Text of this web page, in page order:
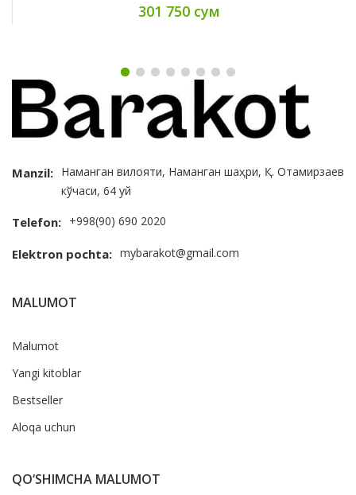
301 750 сум
Manzil: Наманган вилояти, Наманган шаҳри, Қ. Отамирзаев
кўчаси, 64 уй
Telefon: +998(90) 690 2020
Elektron pochta: mybarakot@gmail.com
MALUMOT
Malumot
Yangi kitoblar
Bestseller
Aloqa uchun
QO‘SHIMCHA MALUMOT